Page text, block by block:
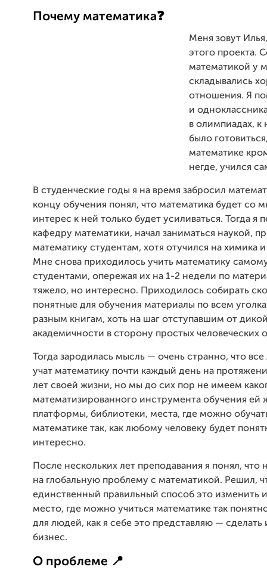
Почему математика❓
Меня зовут
этого проекта.
математикой у
складывались
отношения. Я
и
в олимпиадах,
было
математике
негде, учился
В студенческие годы я на время забросил
концу обучения понял, что математика будет со
интерес к ней только будет усиливаться. Тогда я
кафедру математики, начал заниматься наукой,
математику студентам, хотя отучился на химика
Мне снова приходилось учить математику
студентами, опережая их на 1-2 недели по
тяжело, но интересно. Приходилось собирать
понятные для обучения материалы по всем
разным книгам, хоть на шаг отступавшим от
академичности в сторону простых человеческих
Тогда зародилась мысль — очень странно, что
учат математику почти каждый день на
лет своей жизни, но мы до сих пор не имеем
математизированного инструмента обучения ей
платформы, библиотеки, места, где можно
математике так, как любому человеку будет
интересно.
После нескольких лет преподавания я понял, что
на глобальную проблему с математикой. Решил,
единственный правильный способ это изменить и
место, где можно учиться математике так
для людей, как я себе это представляю — сделать
бизнес.
О проблеме 📍